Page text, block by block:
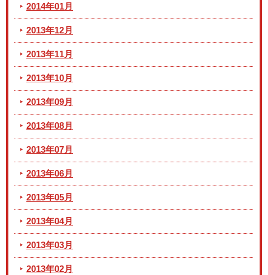
2014年01月
2013年12月
2013年11月
2013年10月
2013年09月
2013年08月
2013年07月
2013年06月
2013年05月
2013年04月
2013年03月
2013年02月